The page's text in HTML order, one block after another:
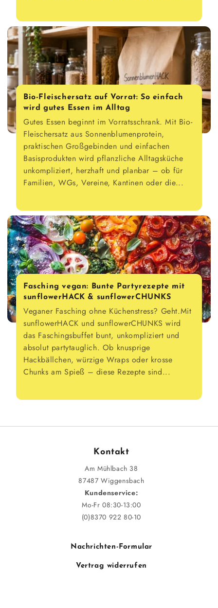
Bio-Fleischersatz auf Vorrat: So einfach
wird gutes Essen im Alltag
Gutes Essen beginnt im Vorratsschrank. Mit Bio-
Fleischersatz aus Sonnenblumenprotein,
praktischen Großgebinden und einfachen
Basisprodukten wird pflanzliche Alltagsküche
unkompliziert, herzhaft und planbar – ob für
Familien, WGs, Vereine, Kantinen oder die...
Fasching vegan: Bunte Partyrezepte mit
sunflowerHACK & sunflowerCHUNKS
Veganer Fasching ohne Küchenstress? Geht.Mit
sunflowerHACK und sunflowerCHUNKS wird
das Faschingsbuffet bunt, unkompliziert und
absolut partytauglich. Ob knusprige
Hackbällchen, würzige Wraps oder krosse
Chunks am Spieß – diese Rezepte sind...
Kontakt
Am Mühlbach 38
87487 Wiggensbach
Kundenservice:
Mo-Fr 08:30-13:00
(0)8370 922 80-10
Nachrichten-Formular
Vertrag widerrufen